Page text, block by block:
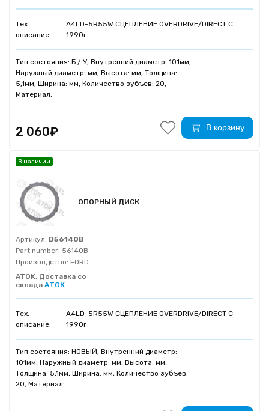
Тех.
описание:
A4LD-5R55W СЦЕПЛЕНИЕ OVERDRIVE/DIRECT C
1990г
Тип состояния: Б / У, Внутренний диаметр: 101мм,
Наружный диаметр: мм, Высота: мм, Толщина:
5,1мм, Ширина: мм, Количество зубъев: 20,
Материал:
2 060₽ В корзину
ОПОРНЫЙ ДИСК
Артикул: D56140B
Part number: 56140B
Производство: FORD
ATOK, Доставка со
склада АТОК
Тех.
описание:
A4LD-5R55W СЦЕПЛЕНИЕ OVERDRIVE/DIRECT C
1990г
Тип состояния: НОВЫЙ, Внутренний диаметр:
101мм, Наружный диаметр: мм, Высота: мм,
Толщина: 5,1мм, Ширина: мм, Количество зубъев:
20, Материал:
В наличии